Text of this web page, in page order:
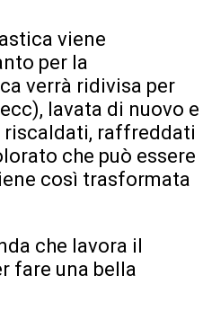
viene
per la
verrà ridivisa per
lavata di nuovo e
riscaldati, raffreddati
che può essere
così trasformata
che lavora il
fare una bella